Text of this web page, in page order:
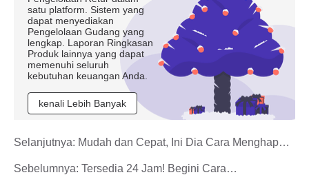
satu platform. Sistem yang
dapat menyediakan
Pengelolaan Gudang yang
lengkap. Laporan Ringkasan
Produk lainnya yang dapat
memenuhi seluruh
kebutuhan keuangan Anda.
kenali Lebih Banyak
Sebelumnya: Tersedia 24 Jam! Begini Cara
Selanjutnya: Mudah dan Cepat, Ini Dia Cara Menghapus